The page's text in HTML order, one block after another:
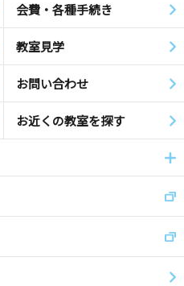
会費・各種手続き
教室見学
お問い合わせ
お近くの教室を探す